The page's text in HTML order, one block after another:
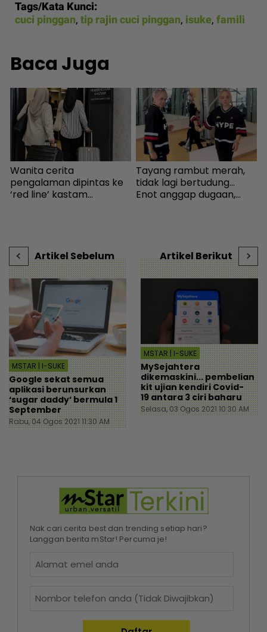
Tags/Kata Kunci:
cuci pinggan, tip rajin cuci pinggan, isuke, famili
Baca Juga
Wanita cerita
pengalaman dipintas ke
‘red line’ kastam
Tayang rambut merah,
tidak lagi bertudung...
Enot anggap dugaan,
Artikel Sebelum
MSTAR | I-SUKE
Google sekat semua
aplikasi berunsurkan
‘sugar daddy’ bermula 1
September
Rabu, 04 Ogos 2021 11:30 AM
Artikel Berikut
MSTAR | I-SUKE
MySejahtera
dikemaskini... pembelian
kit ujian kendiri Covid-
19 antara 3 ciri baharu
Selasa, 03 Ogos 2021 10:30 AM
Nak cari cerita best dan trending setiap hari?
Langgan berita mStar! Percuma je!